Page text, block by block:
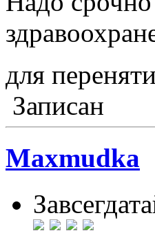
для
Записан
Maxmudka